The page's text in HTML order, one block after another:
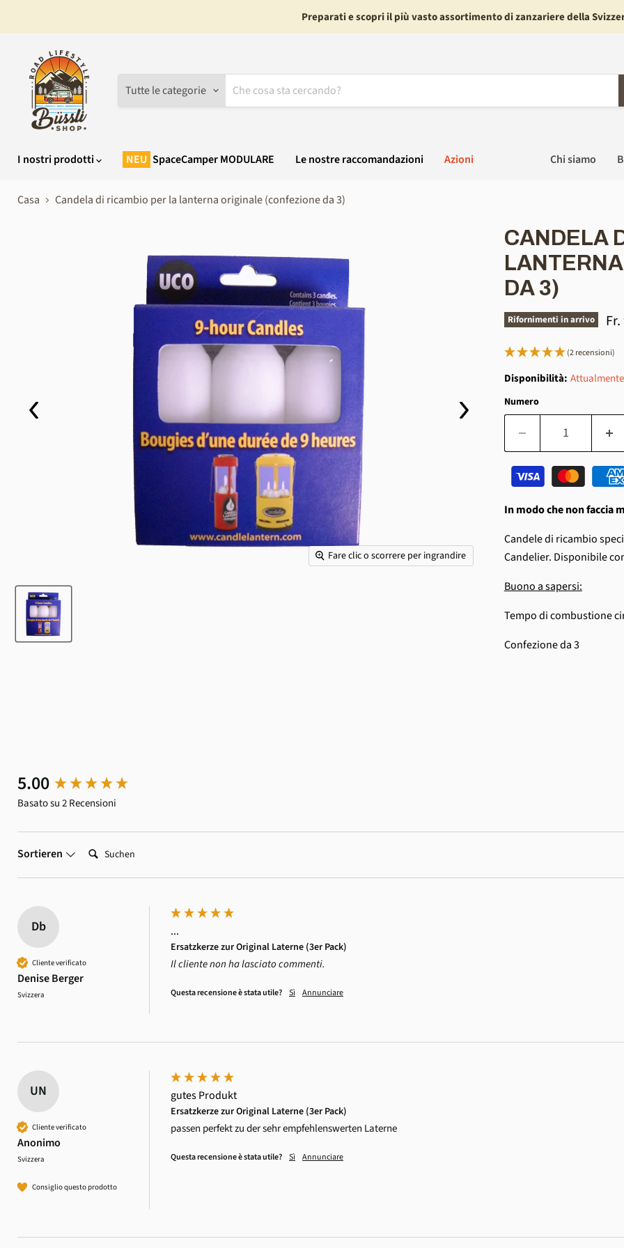
Preparati e scopri il più vasto assortimento di zanzariere della
Tutte le categorie
I nostri prodotti SpaceCamper MODULARE Le nostre raccomandazioni Azioni Chi siamo
Casa Candela di ricambio per la lanterna originale (confezione da 3)
Fare clic o scorrere per ingrandire
CANDELA
DA 3)
Rifornimenti in arrivo
(2 recensioni)
Disponibilità:
Numero
In modo che non faccia
Candele di ricambio
Candelier. Disponibile
Buono a sapersi:
Tempo di combustione
Confezione da 3
5.00
Basato su 2 Recensioni
Sortieren Suchen:
Db
Cliente verificato
Denise Berger
Svizzera
...
Ersatzkerze zur Original Laterne (3er Pack)
Il cliente non ha lasciato commenti.
Questa recensione è stata utile? Sì Annunciare
UN
Cliente verificato
Anonimo
Svizzera
Consiglio questo prodotto
gutes Produkt
Ersatzkerze zur Original Laterne (3er Pack)
passen perfekt zu der sehr empfehlenswerten Laterne
Questa recensione è stata utile? Sì Annunciare
New content loaded
recensioni